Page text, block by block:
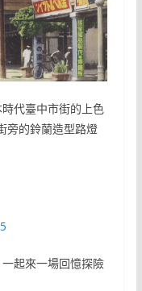
代臺中市街的上色
旁的鈴蘭造型路燈
一起來一場回憶探險